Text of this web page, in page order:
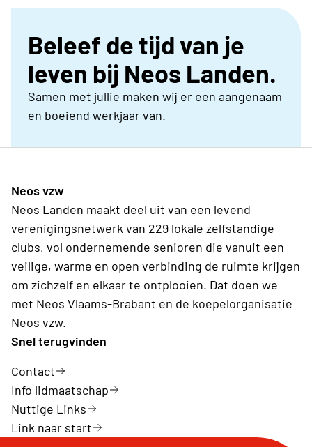
Beleef de tijd van je
leven bij Neos Landen.
Samen met jullie maken wij er een aangenaam
en boeiend werkjaar van.
Neos vzw
Neos Landen maakt deel uit van een levend
verenigingsnetwerk van 229 lokale zelfstandige
clubs, vol ondernemende senioren die vanuit een
veilige, warme en open verbinding de ruimte krijgen
om zichzelf en elkaar te ontplooien. Dat doen we
met Neos Vlaams-Brabant en de koepelorganisatie
Neos vzw.
Snel terugvinden
Contact
Info lidmaatschap
Nuttige Links
Link naar start